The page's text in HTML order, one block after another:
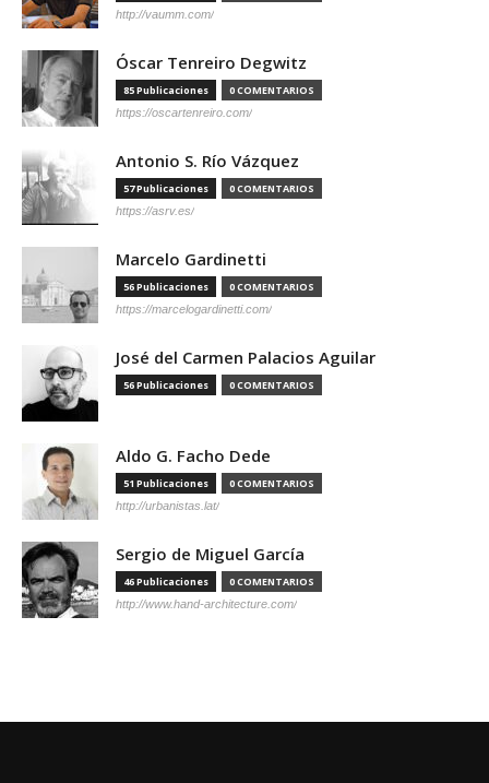
http://vaumm.com/
Óscar Tenreiro Degwitz
85 Publicaciones 0 COMENTARIOS
https://oscartenreiro.com/
Antonio S. Río Vázquez
57 Publicaciones 0 COMENTARIOS
https://asrv.es/
Marcelo Gardinetti
56 Publicaciones 0 COMENTARIOS
https://marcelogardinetti.com/
José del Carmen Palacios Aguilar
56 Publicaciones 0 COMENTARIOS
Aldo G. Facho Dede
51 Publicaciones 0 COMENTARIOS
http://urbanistas.lat/
Sergio de Miguel García
46 Publicaciones 0 COMENTARIOS
http://www.hand-architecture.com/